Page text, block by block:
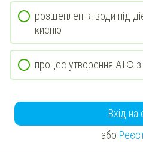
розщеплення води під
кисню
процес утворення АТФ
Вхід на
або